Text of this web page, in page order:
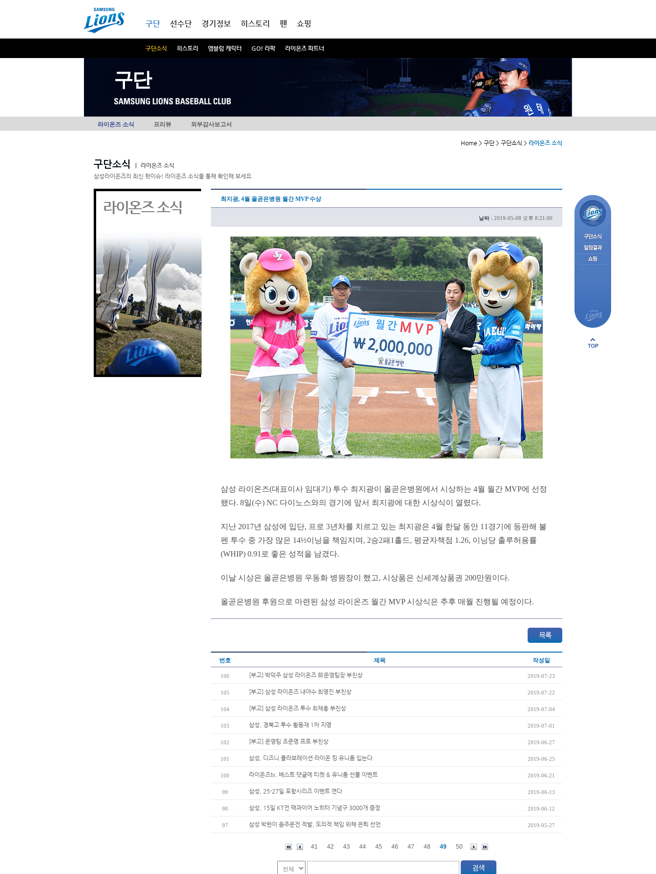
구단
구단소식 히스토리 엠블럼 캐릭터 GO! 라팍 라이온즈 파트너
선수단 경기정보 히스토리 팬 쇼핑
구단
라이온즈 소식 프리뷰 외부감사보고서
Home > 구단 > 구단소식 > 라이온즈 소식
구단소식
라이온즈 소식
삼성라이온즈의 최신 핫이슈! 라이온즈 소식을 통해 확인해 보세요.
라이온즈 소식 최지광, 4월 올곧은병원 월간 MVP 수상
날짜 : 2019-05-08 오후 8:21:00
삼성 라이온즈(대표이사 임대기) 투수 최지광이 올곧은병원에서 시상하는 4월 월간 MVP에 선정
됐다. 8일(수) NC 다이노스와의 경기에 앞서 최지광에 대한 시상식이 열렸다.
지난 2017년 삼성에 입단, 프로 3년차를 치르고 있는 최지광은 4월 한달 동안 11경기에 등판해 불
펜 투수 중 가장 많은 14⅓이닝을 책임지며, 2승2패1홀드, 평균자책점 1.26, 이닝당 출루허용률
(WHIP) 0.91로 좋은 성적을 남겼다.
이날 시상은 올곧은병원 우동화 병원장이 했고, 시상품은 신세계상품권 200만원이다.
올곧은병원 후원으로 마련된 삼성 라이온즈 월간 MVP 시상식은 추후 매월 진행될 예정이다.
번호 제목 작성일
106 [부고] 박덕주 삼성 라이온즈 前운영팀장 부친상 2019-07-23
105 [부고] 삼성 라이온즈 내야수 최영진 부친상 2019-07-22
104 [부고] 삼성 라이온즈 투수 최채흥 부친상 2019-07-04
103 삼성, 경북고 투수 황동재 1차 지명 2019-07-01
102 [부고] 운영팀 조준명 프로 부친상 2019-06-27
101 삼성, 디즈니 콜라보레이션 라이온 킹 유니폼 입는다 2019-06-25
100 라이온즈tv, 베스트 댓글에 티켓 & 유니폼 선물 이벤트 2019-06-21
99 삼성, 25-27일 포항시리즈 이벤트 연다 2019-06-13
98 삼성, 15일 KT전 맥과이어 노히터 기념구 3000개 증정 2019-06-12
97 삼성 박한이 음주운전 적발, 도의적 책임 위해 은퇴 선언 2019-05-27
41 42 43 44 45 46 47 48 49 50